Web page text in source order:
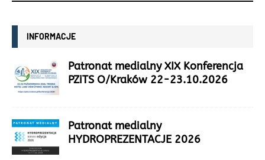
INFORMACJE
Patronat medialny XIX Konferencja
PZiTS O/Kraków 22-23.10.2026
Patronat medialny
HYDROPREZENTACJE 2026